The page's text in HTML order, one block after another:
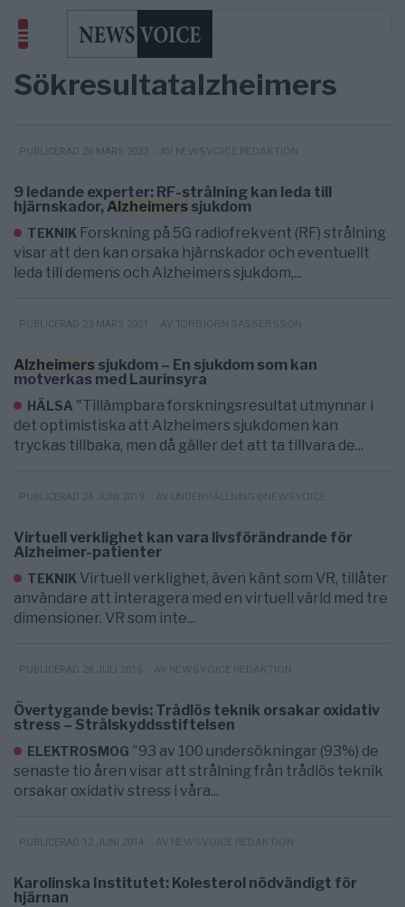
Sökresultatalzheimers
PUBLICERAD 26 MARS 2023 - AV NEWSVOICE REDAKTION
9 ledande experter: RF-strålning kan leda till
hjärnskador,Alzheimers sjukdom
TEKNIK Forskning på 5G radiofrekvent (RF) strålning
visar att den kan orsaka hjärnskador och eventuellt
leda till demens och Alzheimers sjukdom,...
PUBLICERAD 23 MARS 2021 - AV TORBJÖRN SASSERSSON
Alzheimers sjukdom – En sjukdom som kan
motverkas med Laurinsyra
HÄLSA "Tillämpbara forskningsresultat utmynnar i
det optimistiska att Alzheimers sjukdomen kan
tryckas tillbaka, men då gäller det att ta tillvara de...
PUBLICERAD 24 JUNI 2019 - AV UNDERHÅLLNING @NEWSVOICE
Virtuell verklighet kan vara livsförändrande för
Alzheimer-patienter
TEKNIK Virtuell verklighet, även känt som VR, tillåter
användare att interagera med en virtuell värld med tre
dimensioner. VR som inte...
PUBLICERAD 28 JULI 2015 - AV NEWSVOICE REDAKTION
Övertygande bevis: Trådlös teknik orsakar oxidativ
stress – Strålskyddsstiftelsen
ELEKTROSMOG "93 av 100 undersökningar (93%) de
senaste tio åren visar att strålning från trådlös teknik
orsakar oxidativ stress i våra...
PUBLICERAD 12 JUNI 2014 - AV NEWSVOICE REDAKTION
Karolinska Institutet: Kolesterol nödvändigt för
hjärnan